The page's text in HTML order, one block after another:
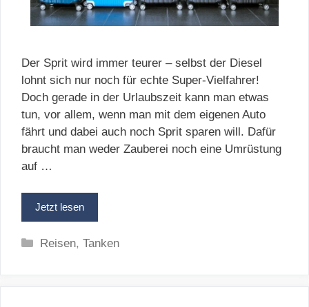
Der Sprit wird immer teurer – selbst der Diesel
lohnt sich nur noch für echte Super-Vielfahrer!
Doch gerade in der Urlaubszeit kann man etwas
tun, vor allem, wenn man mit dem eigenen Auto
fährt und dabei auch noch Sprit sparen will. Dafür
braucht man weder Zauberei noch eine Umrüstung
auf …
Jetzt lesen
Kategorien
Reisen,Tanken